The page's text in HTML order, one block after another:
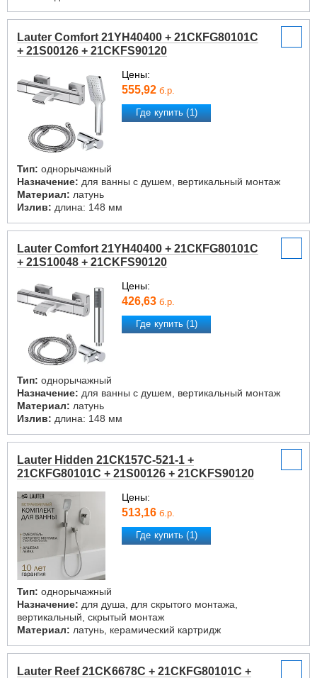
Lauter Comfort 21YH40400 + 21СКFG80101C
+ 21S00126 + 21CKFS90120
Цены:
555,92 б.р.
Где купить (1)
Тип: однорычажный
Назначение: для ванны с душем, вертикальный монтаж
Материал: латунь
Излив: длина: 148 мм
Lauter Comfort 21YH40400 + 21СКFG80101C
+ 21S10048 + 21CKFS90120
Цены:
426,63 б.р.
Где купить (1)
Тип: однорычажный
Назначение: для ванны с душем, вертикальный монтаж
Материал: латунь
Излив: длина: 148 мм
Lauter Hidden 21СК157С-521-1 +
21СКFG80101C + 21S00126 + 21CKFS90120
Цены:
513,16 б.р.
Где купить (1)
Тип: однорычажный
Назначение: для душа, для скрытого монтажа,
вертикальный, скрытый монтаж
Материал: латунь, керамический картридж
Lauter Reef 21CK6678C + 21СКFG80101C +